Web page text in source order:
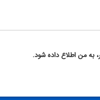
به من اطلاع داده شود.